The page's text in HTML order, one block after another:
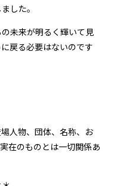
した。
未来が明るく輝いて見
戻る必要はないのです
人物、団体、名称、お
在のものとは一切関係あ